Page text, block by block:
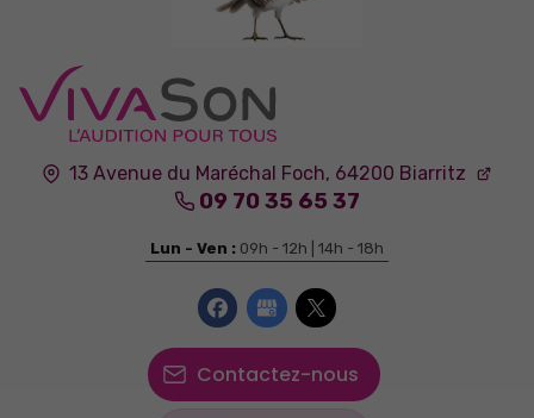
13 Avenue du Maréchal Foch, 64200 Biarritz
09 70 35 65 37
Lun - Ven : 09h - 12h | 14h - 18h
Contactez-nous